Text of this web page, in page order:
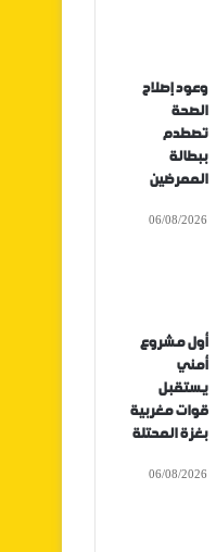
وعود إصلاح
الصحة
تصطدم
ببطالة
الممرضين
06/08/2026
أول مشروع
أمني
يستقبل
قوات مغربية
بغزة المحتلة
06/08/2026